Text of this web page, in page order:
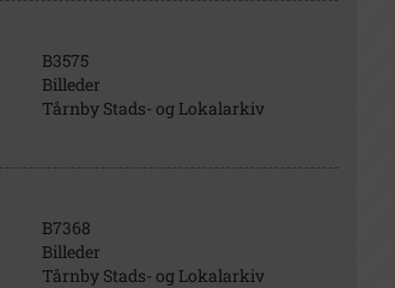
B3575
Billeder
Tårnby Stads- og Lokalarkiv
B7368
Billeder
Tårnby Stads- og Lokalarkiv